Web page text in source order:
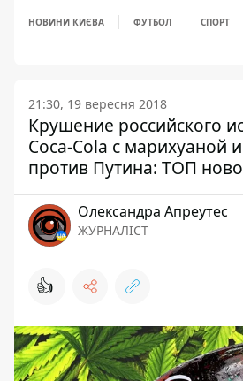
НОВИНИ КИЄВА ФУТБОЛ СПОРТ
21:30, 19 вересня 2018
Крушение российского
Coca-Cola с марихуаной
против Путина: ТОП
Олександра Апреутес
ЖУРНАЛІСТ
👍